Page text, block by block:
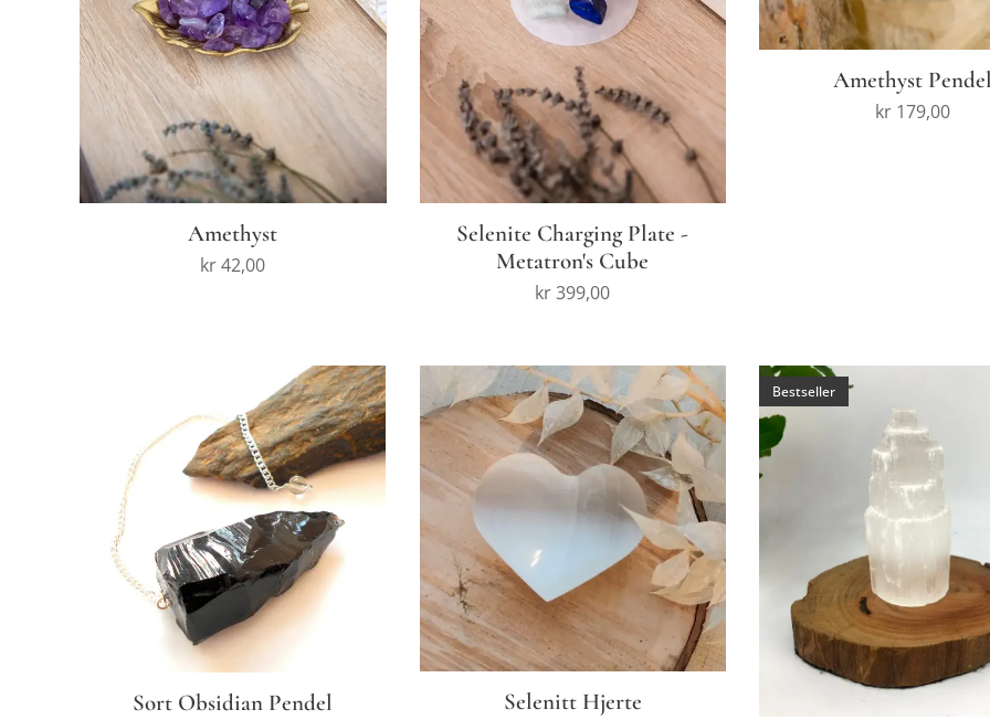
Amethyst
kr42,00
Selenite Charging Plate -
Metatron's Cube
kr399,00
Amethyst
kr 179,00
Sort Obsidian Pendel Selenitt Hjerte
Bestseller